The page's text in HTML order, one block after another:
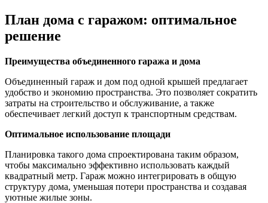
План дома с гаражом: оптимальное
решение
Преимущества объединенного гаража и дома
Объединенный гараж и дом под одной крышей предлагает
удобство и экономию пространства. Это позволяет сократить
затраты на строительство и обслуживание, а также
обеспечивает легкий доступ к транспортным средствам.
Оптимальное использование площади
Планировка такого дома спроектирована таким образом,
чтобы максимально эффективно использовать каждый
квадратный метр. Гараж можно интегрировать в общую
структуру дома, уменьшая потери пространства и создавая
уютные жилые зоны.